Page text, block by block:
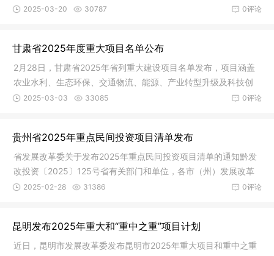
管理规定
0评论
2025-03-20 30787
甘肃省2025年度重大项目名单公布
2月28日，甘肃省2025年省列重大建设项目名单发布，项目涵盖
农业水利、生态环保、交通物流、能源、产业转型升级及科技创
新、社会
0评论
2025-03-03 33085
贵州省2025年重点民间投资项目清单发布
省发展改革委关于发布2025年重点民间投资项目清单的通知黔发
改投资〔2025〕125号省有关部门和单位，各市（州）发展改革
委、贵安
0评论
2025-02-28 31386
昆明发布2025年重大和“重中之重”项目计划
近日，昆明市发展改革委发布昆明市2025年重大项目和重中之重